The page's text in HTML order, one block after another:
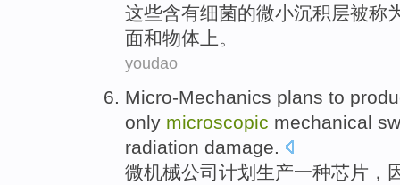
这些含有细菌的微小沉积层被称
面和物体上。
youdao
Micro-Mechanics plans to
only microscopic mechanical
radiation damage.
微机械公司 计划 生产一种芯片 ，